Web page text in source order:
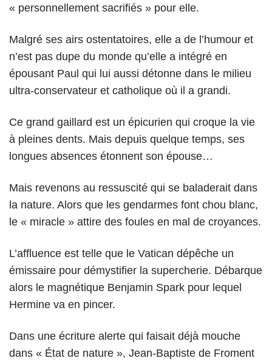
« personnellement sacrifiés » pour elle.
Malgré ses airs ostentatoires, elle a de l’humour et
n’est pas dupe du monde qu’elle a intégré en
épousant Paul qui lui aussi détonne dans le milieu
ultra-conservateur et catholique où il a grandi.
Ce grand gaillard est un épicurien qui croque la vie
à pleines dents. Mais depuis quelque temps, ses
longues absences étonnent son épouse…
Mais revenons au ressuscité qui se baladerait dans
la nature. Alors que les gendarmes font chou blanc,
le « miracle » attire des foules en mal de croyances.
L’affluence est telle que le Vatican dépêche un
émissaire pour démystifier la supercherie. Débarque
alors le magnétique Benjamin Spark pour lequel
Hermine va en pincer.
Dans une écriture alerte qui faisait déjà mouche
dans « État de nature », Jean-Baptiste de Froment